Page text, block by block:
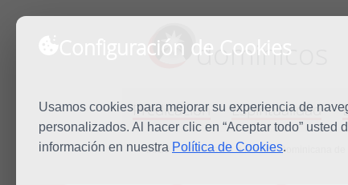
Configuración de Cookies
Usamos cookies para mejorar su experiencia de
personalizados. Al hacer clic en “Aceptar todo”
información en nuestra Política de Cookies.
dominicos
Predicación Espiritualidad
Inicio Noticias La Familia Dominicana de